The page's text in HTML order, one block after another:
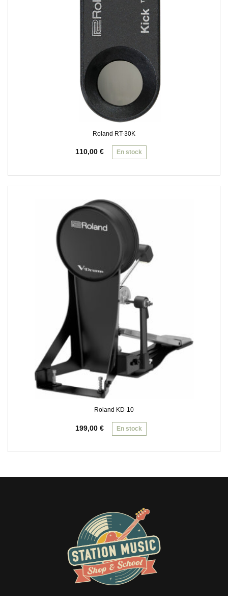
Roland RT-30K
110,00 € En stock
Roland KD-10
199,00 € En stock